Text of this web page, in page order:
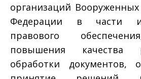
организаций
Федерации в части
правового
повышения качества
обработки документов,